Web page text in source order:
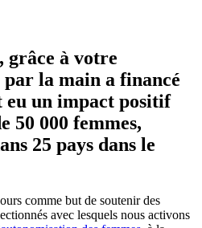
grâce à votre
par la main a financé
eu un impact positif
50 000 femmes,
25 pays dans le
comme but de soutenir des
avec lesquels nous activons